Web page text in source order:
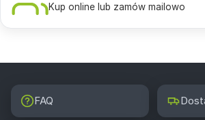
Kup online lub zamów mailowo
FAQ